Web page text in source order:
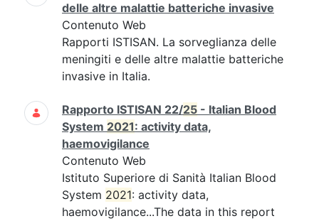
delle altre malattie batteriche invasive
Contenuto Web
Rapporti ISTISAN. La sorveglianza delle
meningiti e delle altre malattie batteriche
invasive in Italia.
Rapporto ISTISAN 22/25 - Italian Blood
System 2021: activity data,
haemovigilance
Contenuto Web
Istituto Superiore di Sanità Italian Blood
System 2021: activity data,
haemovigilance...The data in this report